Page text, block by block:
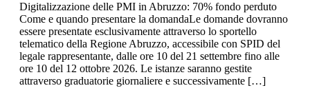
Digitalizzazione delle PMI in Abruzzo: 70% fondo perduto
Come e quando presentare la domandaLe domande dovranno
essere presentate esclusivamente attraverso lo sportello
telematico della Regione Abruzzo, accessibile con SPID del
legale rappresentante, dalle ore 10 del 21 settembre fino alle
ore 10 del 12 ottobre 2026. Le istanze saranno gestite
attraverso graduatorie giornaliere e successivamente […]